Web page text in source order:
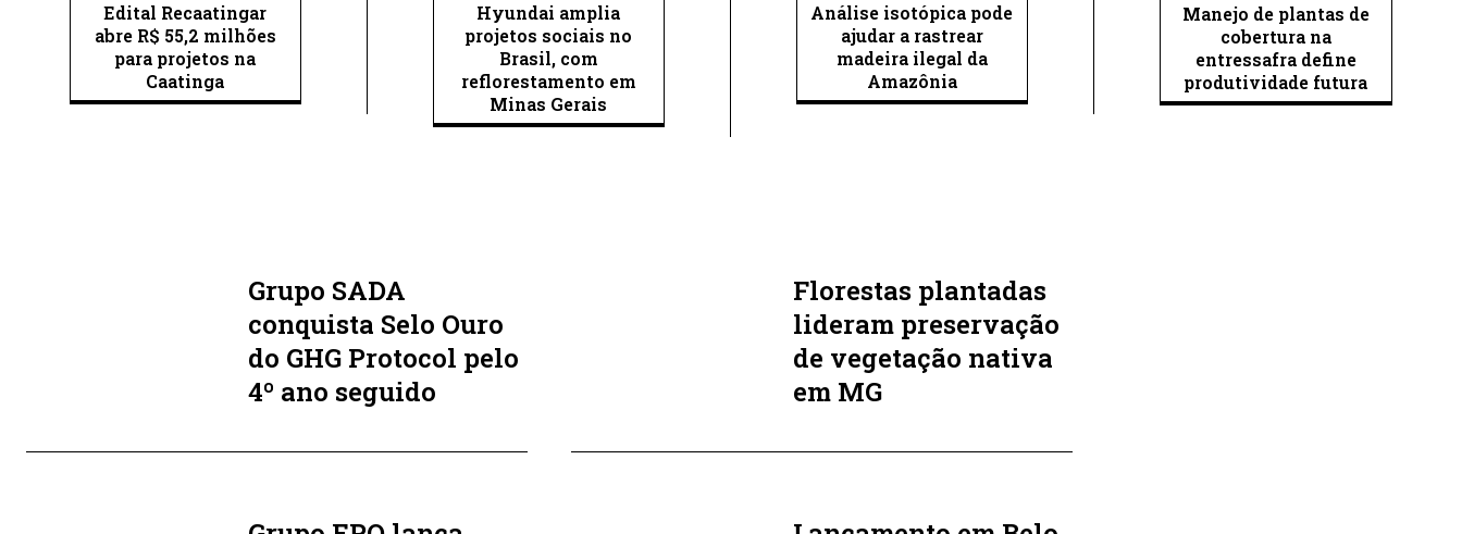
Edital Recaatingar
abre R$ 55,2 milhões
para projetos na
Caatinga
Hyundai amplia
projetos sociais no
Brasil, com
reflorestamento em
Minas Gerais
Análise isotópica pode
ajudar a rastrear
madeira ilegal da
Amazônia
Manejo de plantas de
cobertura na
entressafra define
produtividade futura
Grupo SADA
conquista Selo Ouro
do GHG Protocol pelo
4º ano seguido
Florestas plantadas
lideram preservação
de vegetação nativa
em MG